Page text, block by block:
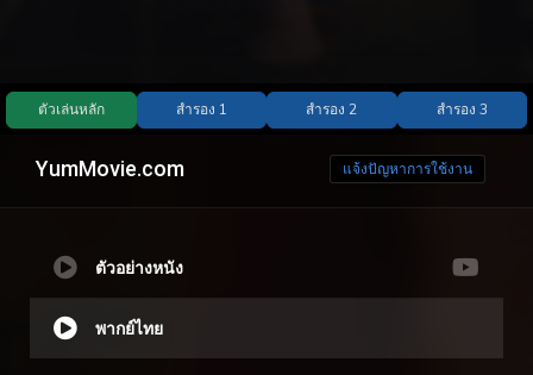
YumMovie.com แจ้งปัญหาการใช้งาน
ตัวอย่างหนัง
พากย์ไทย